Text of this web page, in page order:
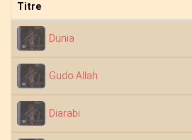
Titre
Dunia
Gudo Allah
Diarabi